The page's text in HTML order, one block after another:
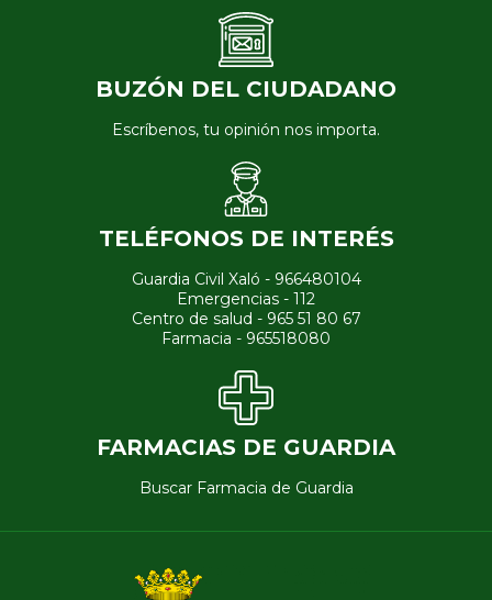
BUZÓN DEL CIUDADANO
Escríbenos, tu opinión nos importa.
TELÉFONOS DE INTERÉS
Guardia Civil Xaló - 966480104
Emergencias - 112
Centro de salud - 965 51 80 67
Farmacia - 965518080
FARMACIAS DE GUARDIA
Buscar Farmacia de Guardia